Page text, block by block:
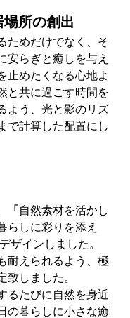
所の創出
ためだけでなく、そ
安らぎと癒しを与え
止めたくなる心地よ
と共に過ごす時間を
よう、光と影のリズ
で計算した配置にし
「 自然素材を活かし
らしに彩りを添え
ザインしました。
耐えられるよう、極
致しました。
るたびに自然を身近
の暮らしに小さな癒